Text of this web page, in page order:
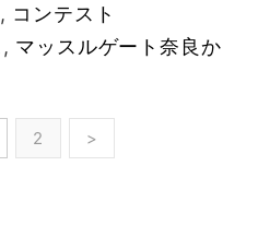
, コンテスト
, マッスルゲート奈良か
2 >